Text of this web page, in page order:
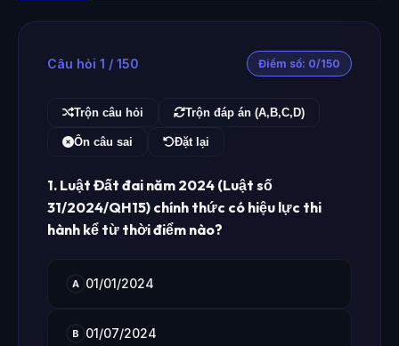
Câu hỏi 1 / 150 Điểm số: 0/150
Trộn câu hỏi Trộn đáp án (A,B,C,D)
Ôn câu sai Đặt lại
1. Luật Đất đai năm 2024 (Luật số
31/2024/QH15) chính thức có hiệu lực thi
hành kể từ thời điểm nào?
A 01/01/2024
B 01/07/2024